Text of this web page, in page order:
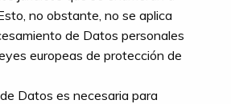
no obstante, no se aplica
de Datos personales
europeas de protección de
Datos es necesaria para